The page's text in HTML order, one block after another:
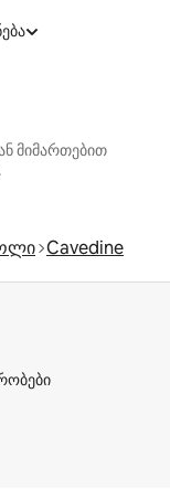
მიმართებით
Cavedine